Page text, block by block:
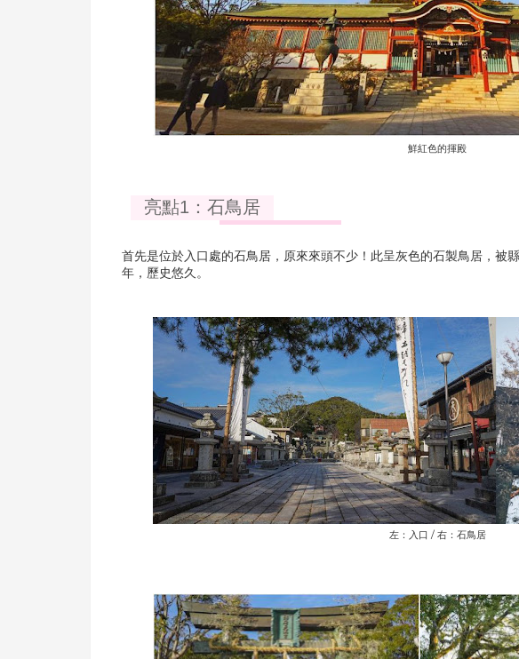
鮮紅色的揮殿
亮點1：石鳥居
首先是位於入口處的石鳥居，原來來頭不少！此呈灰色的石製鳥居，被
年，歷史悠久。
左：入口 / 右：石鳥居